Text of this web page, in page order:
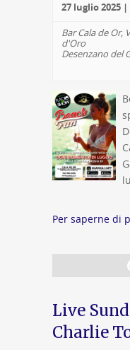
27 luglio 2025 |
Bar Cala de Or,
d'Oro
Desenzano del
Per saperne di
Live
Charlie